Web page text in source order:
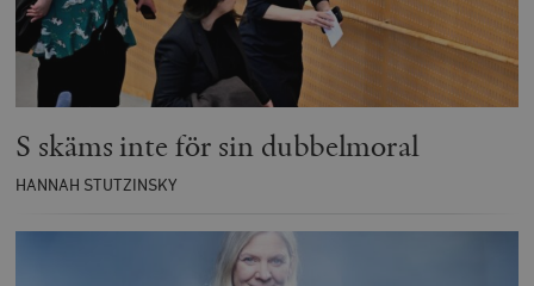
S skäms inte för sin dubbelmoral
HANNAH STUTZINSKY